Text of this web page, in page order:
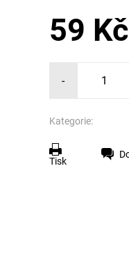
59 Kč
-
Kategorie:
Tisk